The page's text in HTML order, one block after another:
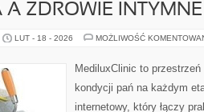
A ZDROWIE INTYMNE
LUT - 18 - 2026 MOŻLIWOŚĆ
MediluxClinic to
kondycji pań na każdym
internetowy, który łączy